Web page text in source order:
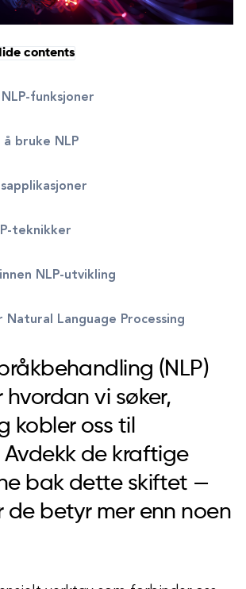
contents
funksjoner
bruke NLP
teknikker
NLP-utvikling
Language Processing
(NLP)
vi søker,
kobler oss til
de kraftige
bak dette skiftet —
de betyr mer enn noen